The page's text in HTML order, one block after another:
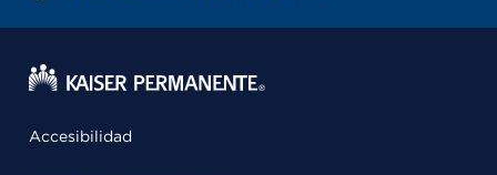
Accesibilidad